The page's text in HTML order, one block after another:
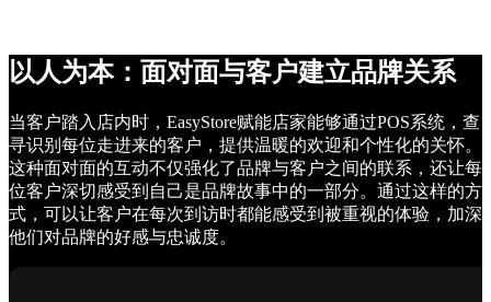
以人为本：面对面与客户建立品牌关系
当客户踏入店内时，EasyStore赋能店家能够通过POS系统，查
寻识别每位走进来的客户，提供温暖的欢迎和个性化的关怀。
这种面对面的互动不仅强化了品牌与客户之间的联系，还让每
位客户深切感受到自己是品牌故事中的一部分。通过这样的方
式，可以让客户在每次到访时都能感受到被重视的体验，加深
他们对品牌的好感与忠诚度。